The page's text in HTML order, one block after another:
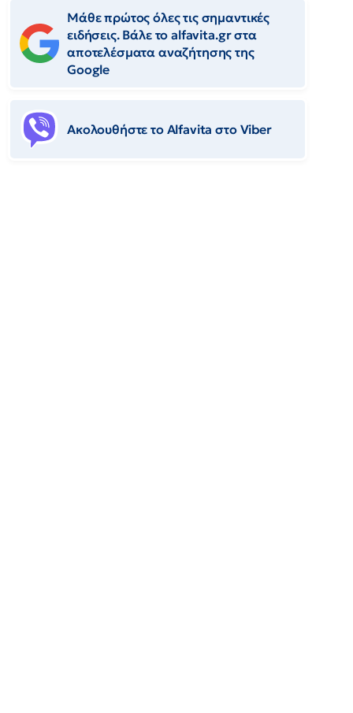
Μάθε πρώτος όλες τις σημαντικές
ειδήσεις. Βάλε το alfavita.gr στα
αποτελέσματα αναζήτησης της
Google
Ακολουθήστε το Αlfavita στο Viber